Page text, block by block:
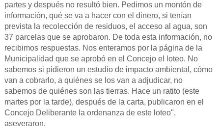
partes y después no resultó bien. Pedimos un montón de
información, qué se va a hacer con el dinero, si tenían
prevista la recolección de residuos, el acceso al agua, son
37 parcelas que se aprobaron. De toda esta información, no
recibimos respuestas. Nos enteramos por la página de la
Municipalidad que se aprobó en el Concejo el loteo. No
sabemos si pidieron un estudio de impacto ambiental, cómo
van a cobrarlo, a quiénes se los van a adjudicar, no
sabemos de quiénes son las tierras. Hace un ratito (este
martes por la tarde), después de la carta, publicaron en el
Concejo Deliberante la ordenanza de este loteo",
aseveraron.